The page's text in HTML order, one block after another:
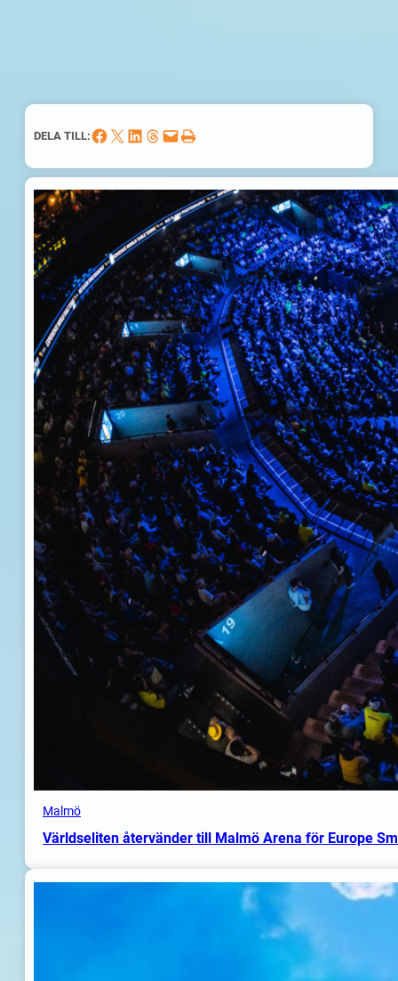
DELA TILL:Dela på Facebook Dela på X Dela på LinkedIn Dela på Threads Skicka denna sida med e-post Skriv ut denna sida
Malmö
Världseliten återvänder till Malmö Arena för Europe